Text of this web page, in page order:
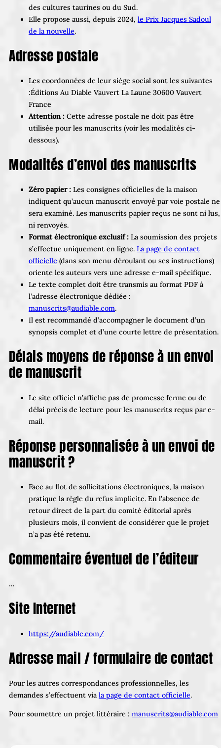
des cultures taurines ou du Sud.
Elle propose aussi, depuis 2024, le Prix Jacques Sadoul
de la nouvelle.
Adresse postale
Les coordonnées de leur siège social sont les suivantes
:Éditions Au Diable Vauvert La Laune 30600 Vauvert
France
Attention : Cette adresse postale ne doit pas être
utilisée pour les manuscrits (voir les modalités ci-
dessous).
Modalités d’envoi des manuscrits
Zéro papier : Les consignes officielles de la maison
indiquent qu’aucun manuscrit envoyé par voie postale ne
sera examiné. Les manuscrits papier reçus ne sont ni lus,
ni renvoyés.
Format électronique exclusif : La soumission des projets
s’effectue uniquement en ligne. La page de contact
officielle (dans son menu déroulant ou ses instructions)
oriente les auteurs vers une adresse e-mail spécifique.
Le texte complet doit être transmis au format PDF à
l’adresse électronique dédiée :
manuscrits@audiable.com.
Il est recommandé d’accompagner le document d’un
synopsis complet et d’une courte lettre de présentation.
Délais moyens de réponse à un envoi
de manuscrit
Le site officiel n’affiche pas de promesse ferme ou de
délai précis de lecture pour les manuscrits reçus par e-
mail.
Réponse personnalisée à un envoi de
manuscrit ?
Face au flot de sollicitations électroniques, la maison
pratique la règle du refus implicite. En l’absence de
retour direct de la part du comité éditorial après
plusieurs mois, il convient de considérer que le projet
n’a pas été retenu.
Commentaire éventuel de l’éditeur
…
Site Internet
https://audiable.com/
Adresse mail / formulaire de contact
Pour les autres correspondances professionnelles, les
demandes s’effectuent via la page de contact officielle.
Pour soumettre un projet littéraire : manuscrits@audiable.com